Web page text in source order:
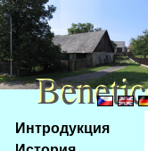
Na
obsah
Интродукция